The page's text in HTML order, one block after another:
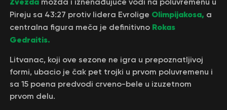
Pireju sa 43:27 protiv lidera Evrolige Olimpijakosa, a
centralna figura meča je definitivno Rokas
Gedraitis.
Litvanac, koji ove sezone ne igra u prepoznatljivoj
formi, ubacio je čak pet trojki u prvom poluvremenu i
sa 15 poena predvodi crveno-bele u izuzetnom
prvom delu.